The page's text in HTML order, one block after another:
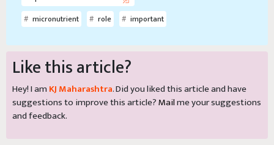
micronutrient
role important
Like this article?
Hey! I am KJ Maharashtra. Did you liked this article and have
suggestions to improve this article?Mailme your suggestions
and feedback.